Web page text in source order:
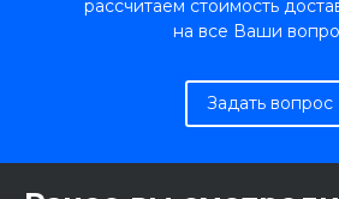
рассчитаем стоимость
на все Ваши
Задать вопрос